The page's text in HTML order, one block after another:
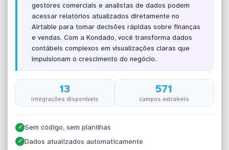
gestores comerciais e analistas de dados podem
acessar relatórios atualizados diretamente no
Airtable para tomar decisões rápidas sobre finanças
e vendas. Com a Kondado, você transforma dados
contábeis complexos em visualizações claras que
impulsionam o crescimento do negócio.
13
integrações disponíveis
571
campos extraíveis
✓ Sem código, sem planilhas
✓ Dados atualizados automaticamente